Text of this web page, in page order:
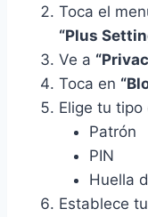
Toca el
“Plus
Ve a
Toca en
Elige tu
Patrón
PIN
Huella
Establece